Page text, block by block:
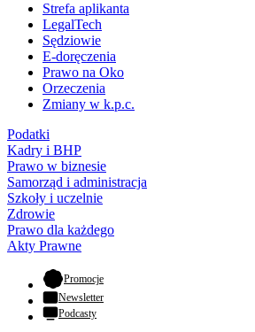
Strefa aplikanta
LegalTech
Sędziowie
E-doręczenia
Prawo na Oko
Orzeczenia
Zmiany w k.p.c.
Podatki
Kadry i BHP
Prawo w biznesie
Samorząd i administracja
Szkoły i uczelnie
Zdrowie
Prawo dla każdego
Akty Prawne
Promocje- otwiera się w nowej karcie
Newsletter
Podcasty